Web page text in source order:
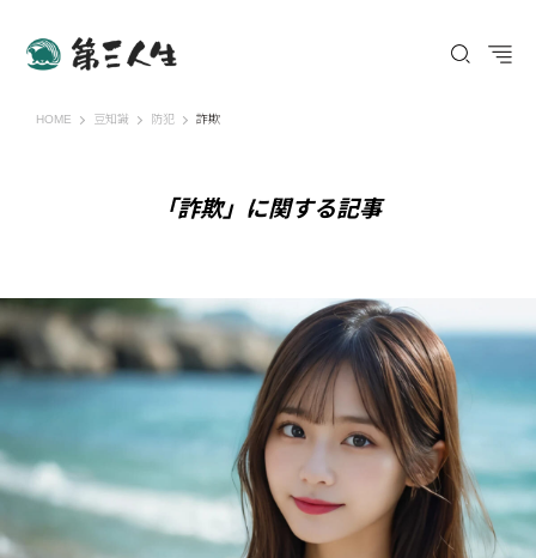
HOME 第三人生 〜寄り道の歩き方〜
豆知識 防犯 詐欺
「詐欺」に関する記事